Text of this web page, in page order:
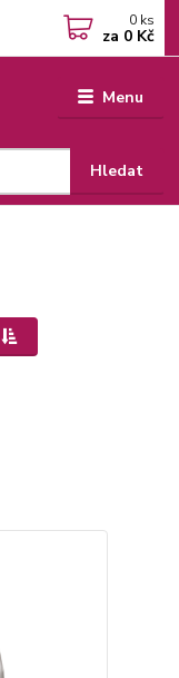
Menu
Hledat
0 ks
za 0 Kč